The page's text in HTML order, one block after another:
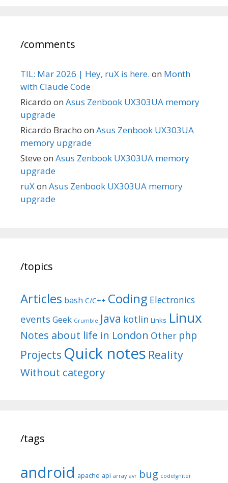
/comments
TIL: Mar 2026 | Hey, ruX is here. on Month
with Claude Code
Ricardo on Asus Zenbook UX303UA memory
upgrade
Ricardo Bracho on Asus Zenbook UX303UA
memory upgrade
Steve on Asus Zenbook UX303UA memory
upgrade
ruXon Asus Zenbook UX303UA memory
upgrade
/topics
Articles bash C/C++ Coding Electronics
events Geek Grumble Java kotlin Links Linux
Notes about life in London Other php
Projects Quick notes Reality
Without category
/tags
android apache api array avr bug codeIgniter